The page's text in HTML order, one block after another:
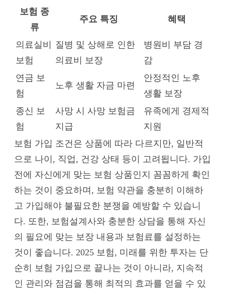
보험 종
류
주요 특징 혜택
의료실비
보험
질병 및 상해로 인한
의료비 보장
병원비 부담 경
감
연금 보
험
노후 생활 자금 마련
안정적인 노후
생활 보장
종신 보
험
사망 시 사망 보험금
지급
유족에게 경제적
지원
보험 가입 조건은 상품에 따라 다르지만, 일반적
으로 나이, 직업, 건강 상태 등이 고려됩니다. 가입
전에 자신에게 맞는 보험 상품인지 꼼꼼하게 확인
하는 것이 중요하며, 보험 약관을 충분히 이해하
고 가입해야 불필요한 분쟁을 예방할 수 있습니
다. 또한, 보험설계사와 충분한 상담을 통해 자신
의 필요에 맞는 보장 내용과 보험료를 설정하는
것이 좋습니다. 2025 보험, 미래를 위한 투자는 단
순히 보험 가입으로 끝나는 것이 아니라, 지속적
인 관리와 점검을 통해 최적의 효과를 얻을 수 있